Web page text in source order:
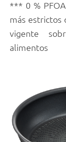
*** 0 %
más estrictos
vigente
alimentos